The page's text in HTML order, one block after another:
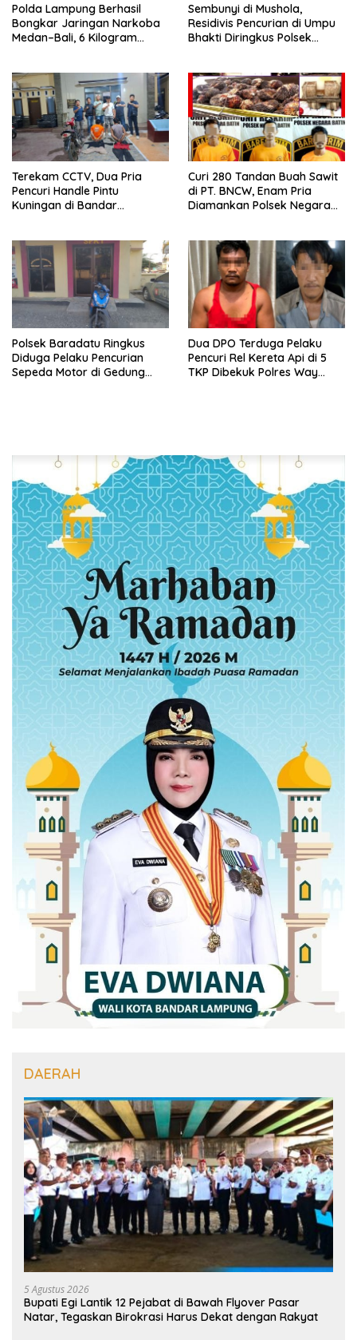
Polda Lampung Berhasil
Bongkar Jaringan Narkoba
Medan–Bali, 6 Kilogram
Sembunyi di Mushola,
Residivis Pencurian di Umpu
Bhakti Diringkus Polsek
Terekam CCTV, Dua Pria
Pencuri Handle Pintu
Kuningan di Bandar
Curi 280 Tandan Buah Sawit
di PT. BNCW, Enam Pria
Diamankan Polsek Negara
Polsek Baradatu Ringkus
Diduga Pelaku Pencurian
Sepeda Motor di Gedung
Dua DPO Terduga Pelaku
Pencuri Rel Kereta Api di 5
TKP Dibekuk Polres Way
DAERAH
5 Agustus 2026
Bupati Egi Lantik 12 Pejabat di Bawah Flyover Pasar
Natar, Tegaskan Birokrasi Harus Dekat dengan Rakyat